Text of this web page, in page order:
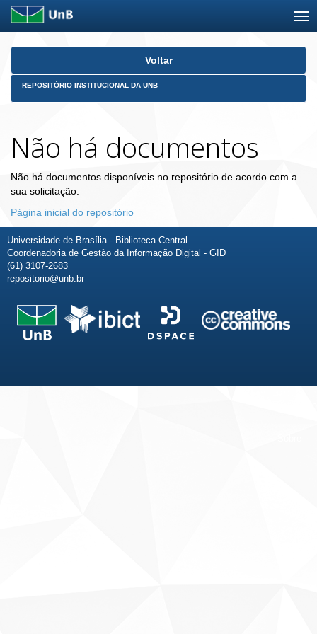
Skip
Voltar
REPOSITÓRIO INSTITUCIONAL DA UNB
Não há documentos
Não há documentos disponíveis no repositório de acordo com a
sua solicitação.
Página inicial do repositório
Universidade de Brasília - Biblioteca Central
Coordenadoria de Gestão da Informação Digital - GID
(61) 3107-2683
repositorio@unb.br